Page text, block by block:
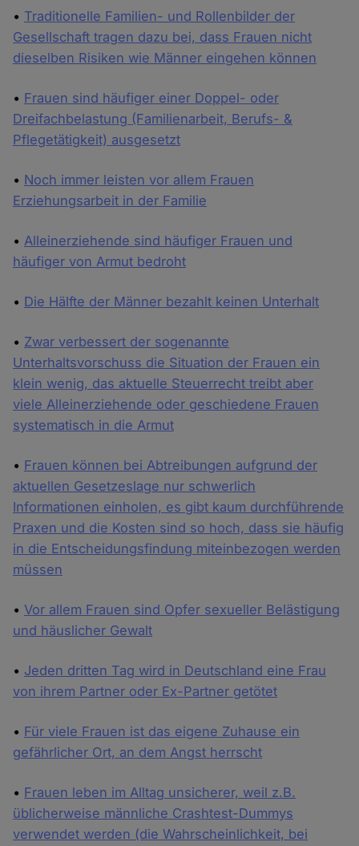
• Traditionelle Familien- und Rollenbilder der
Gesellschaft tragen dazu bei, dass Frauen nicht
dieselben Risiken wie Männer eingehen können
• Frauen sind häufiger einer Doppel- oder
Dreifachbelastung (Familienarbeit, Berufs- &
Pflegetätigkeit) ausgesetzt
• Noch immer leisten vor allem Frauen
Erziehungsarbeit in der Familie
•Alleinerziehende sind häufiger Frauen und
häufiger von Armut bedroht
• Die Hälfte der Männer bezahlt keinen Unterhalt
• Zwar verbessert der sogenannte
Unterhaltsvorschuss die Situation der Frauen ein
klein wenig, das aktuelle Steuerrecht treibt aber
viele Alleinerziehende oder geschiedene Frauen
systematisch in die Armut
• Frauen können bei Abtreibungen aufgrund der
aktuellen Gesetzeslage nur schwerlich
Informationen einholen, es gibt kaum durchführende
Praxen und die Kosten sind so hoch, dass sie häufig
in die Entscheidungsfindung miteinbezogen werden
müssen
•Vor allem Frauen sind Opfer sexueller Belästigung
und häuslicher Gewalt
• Jeden dritten Tag wird in Deutschland eine Frau
von ihrem Partner oder Ex-Partner getötet
• Für viele Frauen ist das eigene Zuhause ein
gefährlicher Ort, an dem Angst herrscht
• Frauen leben im Alltag unsicherer, weil z.B.
üblicherweise männliche Crashtest-Dummys
verwendet werden (die Wahrscheinlichkeit, bei